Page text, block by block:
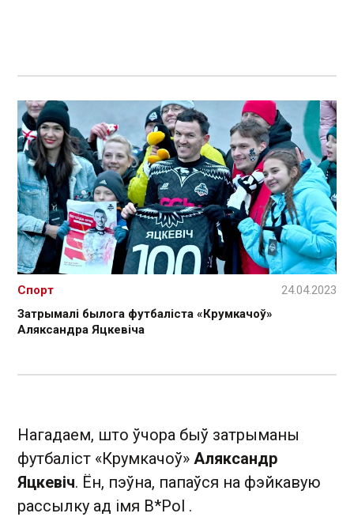
Затрымалі былога футбаліста «Крумкачоў»
Аляксандра Яцкевіча
Спорт 24.04.2023
Нагадаем, што ўчора быў затрыманы
футбаліст «Крумкачоў» Аляксандр
Яцкевіч. Ён, пэўна, папаўся на фэйкавую
рассылку ад імя B*Pol .